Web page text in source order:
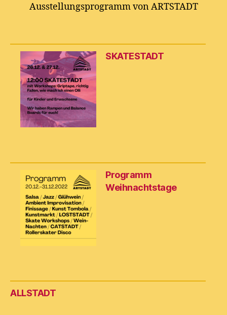
Ausstellungsprogramm von ARTSTADT
SKATESTADT
Programm
Weihnachtstage
ALLSTADT